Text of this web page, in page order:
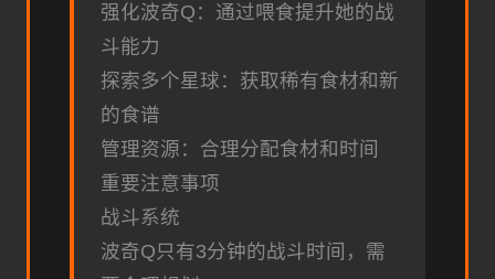
强化波奇Q：通过喂食提升她的战
斗能力
探索多个星球：获取稀有食材和新
的食谱
管理资源：合理分配食材和时间
重要注意事项
战斗系统
波奇Q只有3分钟的战斗时间，需